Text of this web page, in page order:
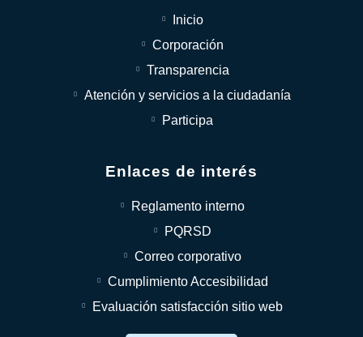
Inicio
Corporación
Transparencia
Atención y servicios a la ciudadanía
Participa
Enlaces de interés
Reglamento interno
PQRSD
Correo corporativo
Cumplimiento Accesibilidad
Evaluación satisfacción sitio web